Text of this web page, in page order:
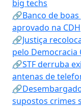
big techs
🔗Banco de
aprovado na CDH
🔗Justiça
pelo Democracia
🔗STF derruba
antenas de
supostos crimes